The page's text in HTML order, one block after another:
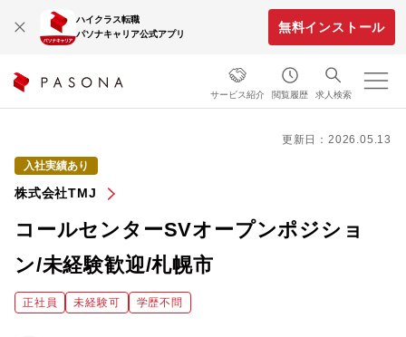
ハイクラス転職
パソナキャリア公式アプリ
無料インストール
サービス紹介 閲覧履歴 求人検索
更新日：2026.05.13
入社実績あり
株式会社TMJ
コールセンターSVオープンポジショ
ン/未経験歓迎/札幌市
正社員 未経験可 学歴不問